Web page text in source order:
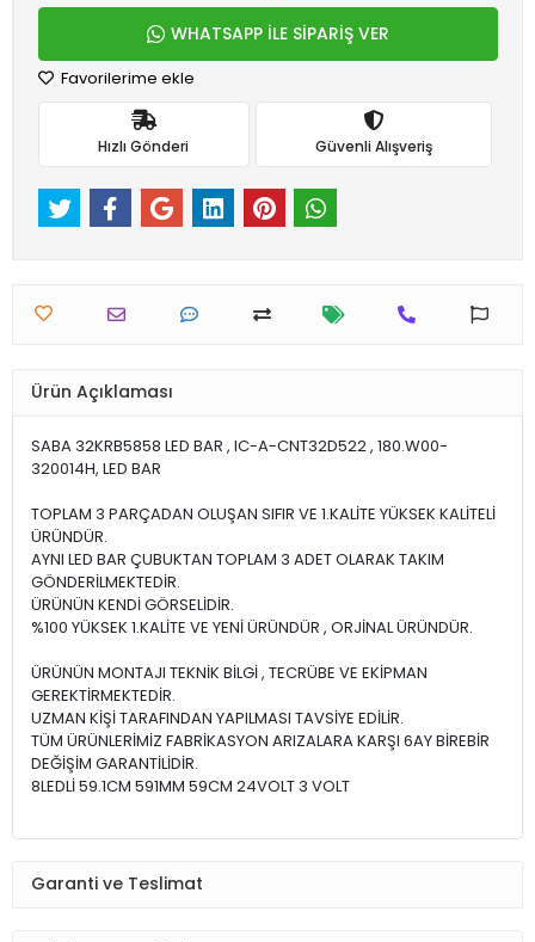
WHATSAPP İLE SİPARİŞ VER
Favorilerime ekle
Hızlı Gönderi Güvenli Alışveriş
Ürün Açıklaması
SABA 32KRB5858 LED BAR , IC-A-CNT32D522 , 180.W00-
320014H, LED BAR
TOPLAM 3 PARÇADAN OLUŞAN SIFIR VE 1.KALİTE YÜKSEK KALİTELİ
ÜRÜNDÜR.
AYNI LED BAR ÇUBUKTAN TOPLAM 3 ADET OLARAK TAKIM
GÖNDERİLMEKTEDİR.
ÜRÜNÜN KENDİ GÖRSELİDİR.
%100 YÜKSEK 1.KALİTE VE YENİ ÜRÜNDÜR , ORJİNAL ÜRÜNDÜR.
ÜRÜNÜN MONTAJI TEKNİK BİLGİ , TECRÜBE VE EKİPMAN
GEREKTİRMEKTEDİR.
UZMAN KİŞİ TARAFINDAN YAPILMASI TAVSİYE EDİLİR.
TÜM ÜRÜNLERİMİZ FABRİKASYON ARIZALARA KARŞI 6AY BİREBİR
DEĞİŞİM GARANTİLİDİR.
8LEDLİ 59.1CM 591MM 59CM 24VOLT 3 VOLT
Garanti ve Teslimat